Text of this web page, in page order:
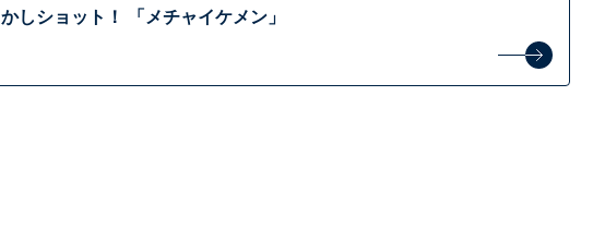
かしショット！ 「メチャイケメン」